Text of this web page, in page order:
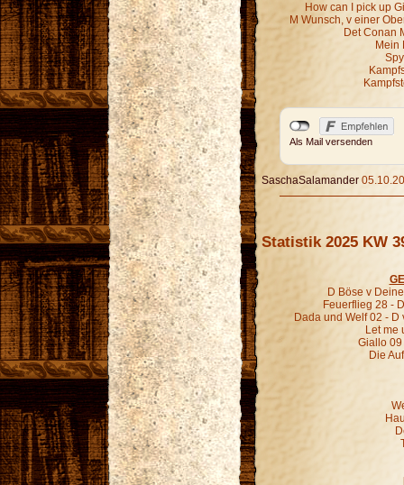
How can I pick up
M Wunsch, v einer
Det Conan
Mein
Als Mail versenden
SaschaSalamander
Statistik 2025 KW
D Böse v
Feuerflieg 28 -
Dada und Welf 02 -
Let me
Giallo
Die